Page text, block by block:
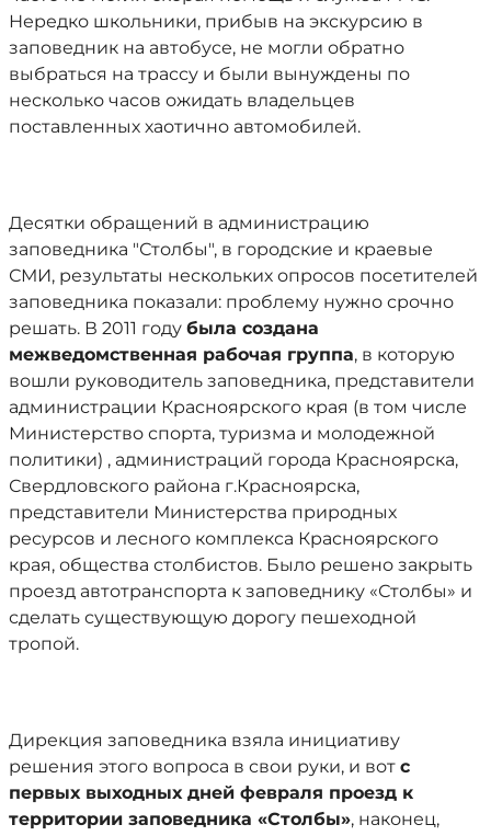
Нередко школьники, прибыв на экскурсию в
заповедник на автобусе, не могли обратно
выбраться на трассу и были вынуждены по
несколько часов ожидать владельцев
поставленных хаотично автомобилей.
Десятки обращений в администрацию
заповедника "Столбы", в городские и краевые
СМИ, результаты нескольких опросов посетителей
заповедника показали: проблему нужно срочно
решать. В 2011 году была создана
межведомственная рабочая группа, в которую
вошли руководитель заповедника, представители
администрации Красноярского края (в том числе
Министерство спорта, туризма и молодежной
политики) , администраций города Красноярска,
Свердловского района г.Красноярска,
представители Министерства природных
ресурсов и лесного комплекса Красноярского
края, общества столбистов. Было решено закрыть
проезд автотранспорта к заповеднику «Столбы» и
сделать существующую дорогу пешеходной
тропой.
Дирекция заповедника взяла инициативу
решения этого вопроса в свои руки, и вот с
первых выходных дней февраля проезд к
территории заповедника «Столбы», наконец,